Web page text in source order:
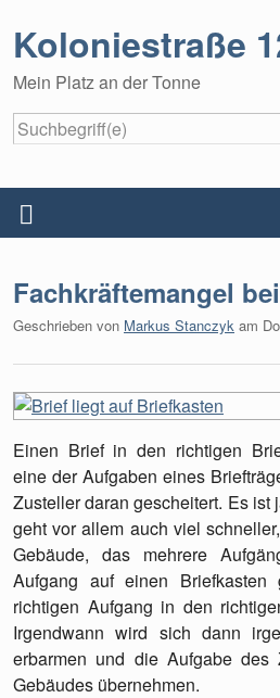
Koloniestraße
Mein Platz an der Tonne
Über dieses Blog
Datenschutzerklärung
Fachkräftemangel
Geschrieben von Markus Stanczyk am
Einen Brief in den richtigen
eine der Aufgaben eines
Zusteller daran gescheitert. Es ist
geht vor allem auch viel
Gebäude, das mehrere
Aufgang auf einen
richtigen Aufgang in den
Irgendwann wird sich dann
erbarmen und die Aufgabe des
Gebäudes übernehmen.